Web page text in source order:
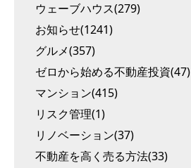
ウェーブハウス(279)
お知らせ(1241)
グルメ(357)
ゼロから始める不動産投資(47)
マンション(415)
リスク管理(1)
リノベーション(37)
不動産を高く売る方法(33)